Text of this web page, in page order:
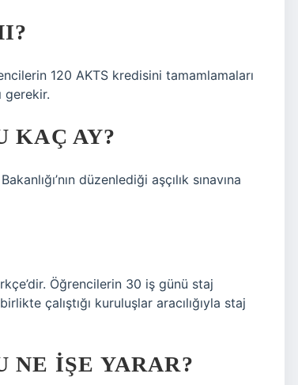
120 AKTS kredisini tamamlamaları
gerekir.
KAÇ AY?
düzenlediği aşçılık sınavına
Öğrencilerin 30 iş günü staj
çalıştığı kuruluşlar aracılığıyla staj
IŞE YARAR?